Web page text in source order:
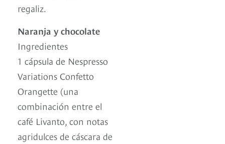
regaliz.
Naranja y chocolate
Ingredientes
1 cápsula de Nespresso
Variations Confetto
Orangette (una
combinación entre el
café Livanto, con notas
agridulces de cáscara de